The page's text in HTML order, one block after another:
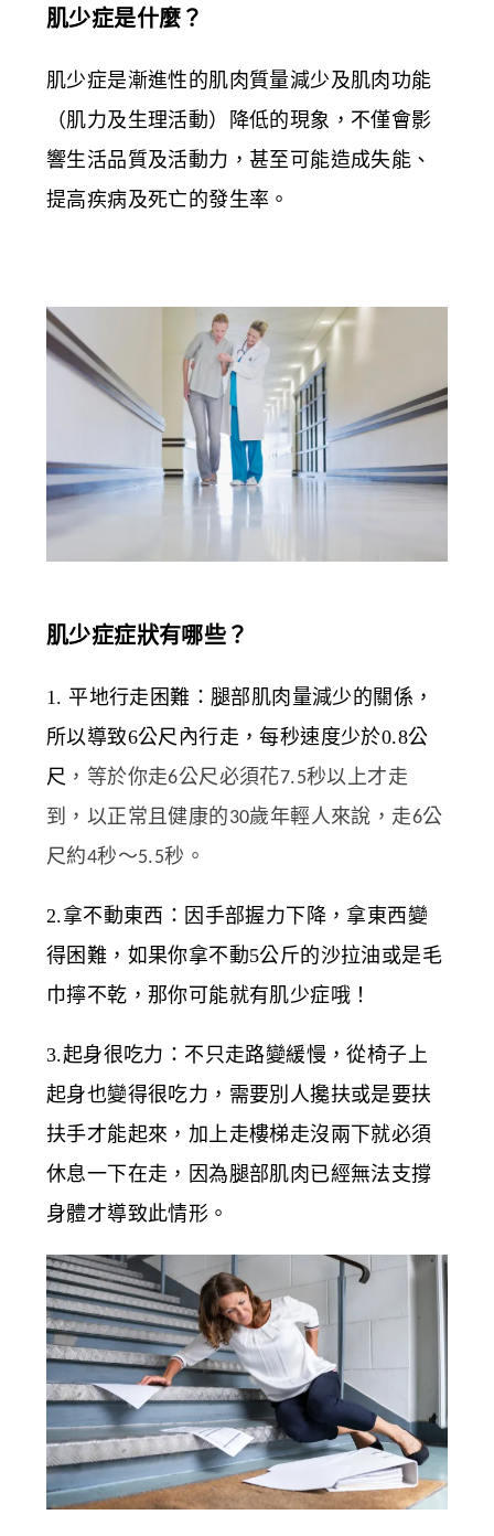
肌少症是什麼？
肌少症是漸進性的肌肉質量減少及肌肉功能
（肌力及生理活動）降低的現象，不僅會影
響生活品質及活動力，甚至可能造成失能、
提高疾病及死亡的發生率。
肌少症症狀有哪些？
1. 平地行走困難：腿部肌肉量減少的關係，
所以導致6公尺內行走，每秒速度少於0.8公
尺 ，等於你走6公尺必須花7.5秒以上才走
到，以正常且健康的30歲年輕人來說，走6公
尺約4秒～5.5秒。
2.拿不動東西：因手部握力下降，拿東西變
得困難，如果你拿不動5公斤的沙拉油或是毛
巾擰不乾，那你可能就有肌少症哦！
3.起身很吃力：不只走路變緩慢，從椅子上
起身也變得很吃力，需要別人攙扶或是要扶
扶手才能起來，加上走樓梯走沒兩下就必須
休息一下在走，因為腿部肌肉已經無法支撐
身體才導致此情形。